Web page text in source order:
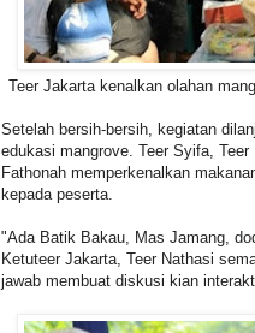
Teer Jakarta kenalkan olahan
Setelah bersih-bersih, kegiatan
edukasi mangrove. Teer Syifa,
Fathonah memperkenalkan
kepada peserta.
"Ada Batik Bakau, Mas Jamang,
Ketuteer Jakarta, Teer Nathasi
jawab membuat diskusi kian